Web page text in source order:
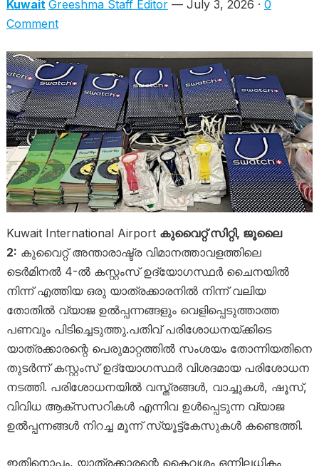
Kuwait Greeshma Staff Editor— July 3, 2026 · 0
Comment
Kuwait International Airport കുവൈറ്റ് സിറ്റി, ജൂലൈ
2: കുവൈറ്റ് അന്താരാഷ്ട്ര വിമാനത്താവളത്തിലെ
ടെർമിനൽ 4-ൽ കസ്റ്റംസ് ഉദ്യോഗസ്ഥർ ചൈനയിൽ
നിന്ന് എത്തിയ ഒരു യാത്രക്കാരനിൽ നിന്ന് വലിയ
തോതിൽ വ്യാജ ഉൽപ്പന്നങ്ങളും വെളിപ്പെടുത്താത്ത
പണവും പിടിച്ചെടുത്തു.പതിവ് പരിശോധനയ്ക്കിടെ
യാത്രക്കാരന്റെ പെരുമാറ്റത്തിൽ സംശയം തോന്നിയതിനെ
തുടർന്ന് കസ്റ്റംസ് ഉദ്യോഗസ്ഥർ വിശദമായ പരിശോധന
നടത്തി. പരിശോധനയിൽ വസ്ത്രങ്ങൾ, വാച്ചുകൾ, ഷൂസ്,
വിവിധ ആക്സസറികൾ എന്നിവ ഉൾപ്പെടുന്ന വ്യാജ
ഉൽപ്പന്നങ്ങൾ നിറച്ച മൂന്ന് സ്യൂട്ട്കേസുകൾ കണ്ടെത്തി.
ഇതിനൊപ്പം, യാത്രക്കാരന്റെ കൈവശം ഒന്നിലധികം